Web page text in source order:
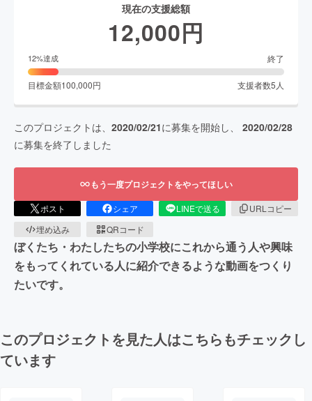
現在の支援総額
12,000円
12%達成 終了
目標金額100,000円 支援者数5 人
このプロジェクトは、 2020/02/21に募集を開始し、 2020/02/28
に募集を終了しました
もう一度プロジェクトをやってほしい
ポスト シェア LINEで送る
URLコピー
埋め込み
QRコード
ぼくたち・わたしたちの小学校にこれから通う人や興味
をもってくれている人に紹介できるような動画をつくり
たいです。
このプロジェクトを見た人はこちらもチェックし
ています